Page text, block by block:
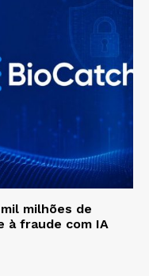
milhões de
à fraude com IA